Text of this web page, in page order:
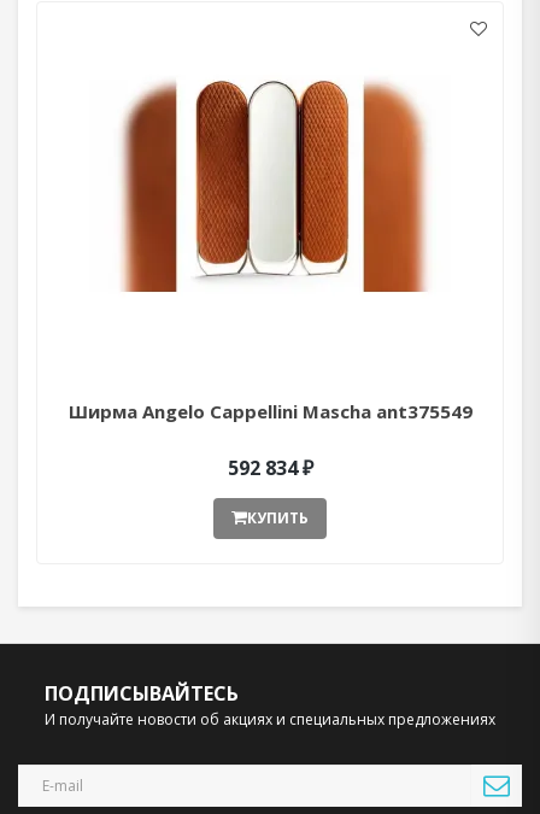
Ширма Angelo Cappellini Mascha ant375549
592 834 ₽
КУПИТЬ
ПОДПИСЫВАЙТЕСЬ
И получайте новости об акциях и специальных предложениях